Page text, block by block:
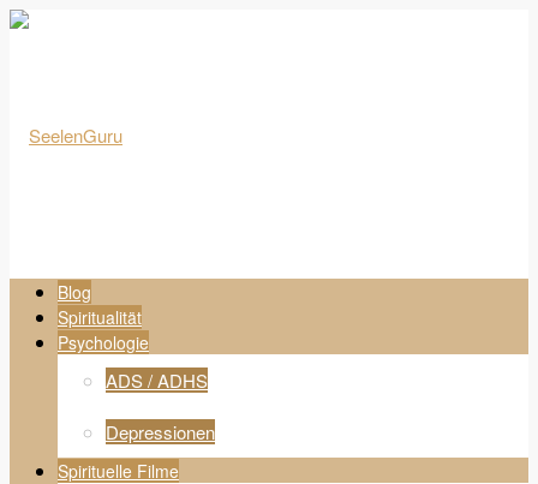
Blog
Spiritualität
Psychologie
ADS / ADHS
Depressionen
Spirituelle Filme